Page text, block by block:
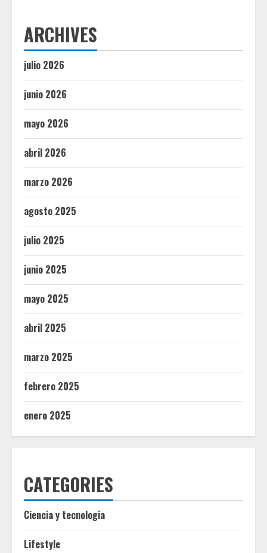
ARCHIVES
julio 2026
junio 2026
mayo 2026
abril 2026
marzo 2026
agosto 2025
julio 2025
junio 2025
mayo 2025
abril 2025
marzo 2025
febrero 2025
enero 2025
CATEGORIES
Ciencia y tecnologia
Lifestyle